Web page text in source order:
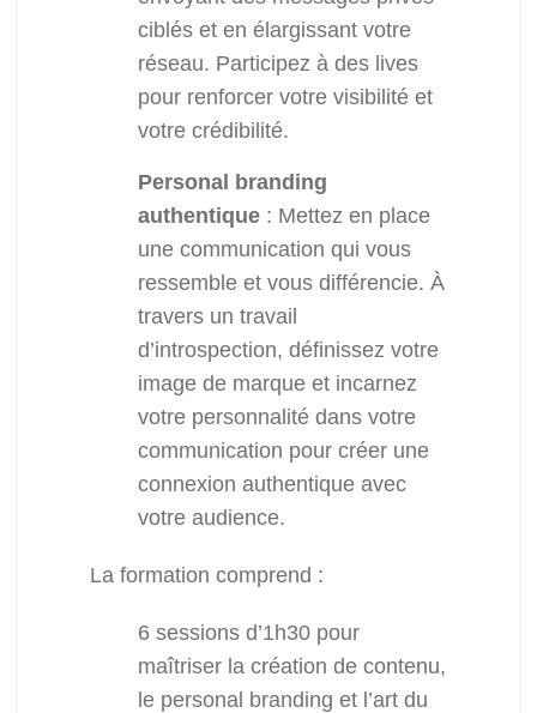
ciblés et en élargissant votre
réseau. Participez à des lives
pour renforcer votre visibilité et
votre crédibilité.
Personal branding
authentique : Mettez en place
une communication qui vous
ressemble et vous différencie. À
travers un travail
d’introspection, définissez votre
image de marque et incarnez
votre personnalité dans votre
communication pour créer une
connexion authentique avec
votre audience.
La formation comprend :
6 sessions d’1h30 pour
maîtriser la création de contenu,
le personal branding et l’art du